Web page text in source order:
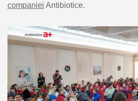
companiei Antibiotice.